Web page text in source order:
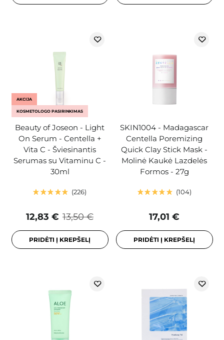
AKCIJA
KOSMETOLOGO PASIRINKIMAS
Beauty of Joseon - Light
On Serum - Centella +
Vita C - Šviesinantis
Serumas su Vitaminu C -
30ml
226
13,50 €
12,83 €
PRIDĖTI Į KREPŠELĮ
SKIN1004 - Madagascar
Centella Poremizing
Quick Clay Stick Mask -
Molinė Kaukė Lazdelės
Formos - 27g
104
17,01 €
PRIDĖTI Į KREPŠELĮ